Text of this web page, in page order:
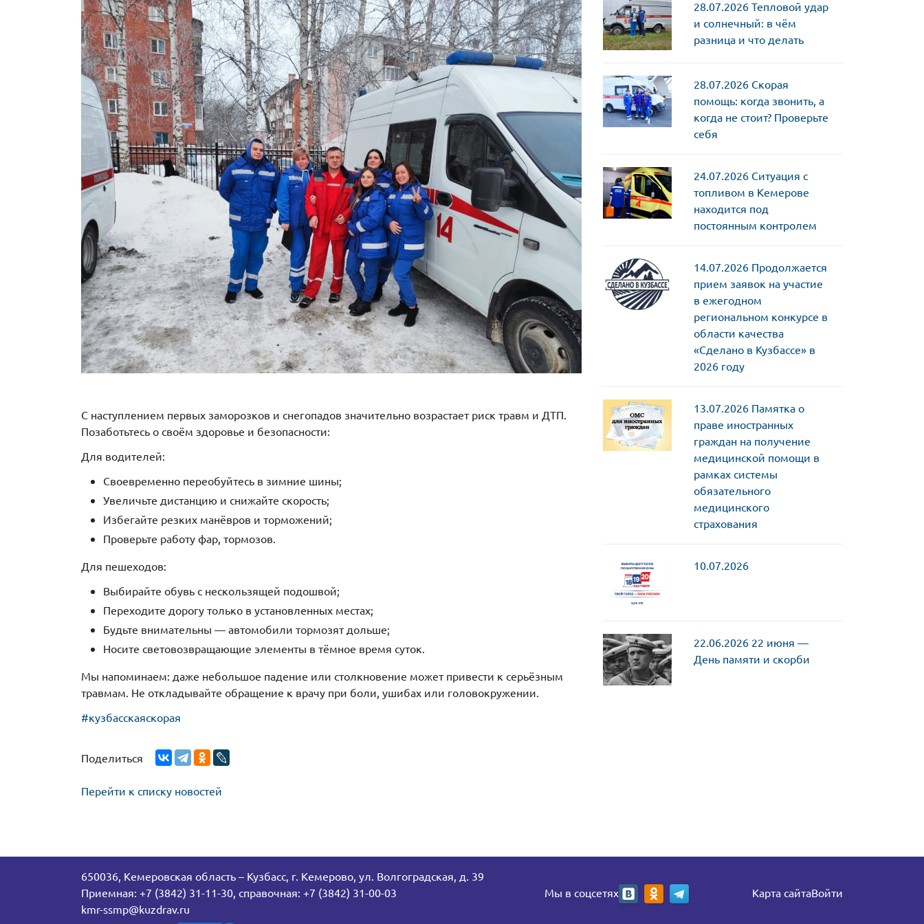
С наступлением первых заморозков и снегопадов значительно возрастает риск травм и ДТП.
Позаботьтесь о своём здоровье и безопасности:
Для водителей:
Своевременно переобуйтесь в зимние шины;
Увеличьте дистанцию и снижайте скорость;
Избегайте резких манёвров и торможений;
Проверьте работу фар, тормозов.
Для пешеходов:
Выбирайте обувь с нескользящей подошвой;
Переходите дорогу только в установленных местах;
Будьте внимательны — автомобили тормозят дольше;
Носите световозвращающие элементы в тёмное время суток.
Мы напоминаем: даже небольшое падение или столкновение может привести к серьёзным
травмам. Не откладывайте обращение к врачу при боли, ушибах или головокружении.
#кузбасскаяскорая
Поделиться
Перейти к списку новостей
28.07.2026Тепловой удар
и солнечный: в чём
разница и что делать
28.07.2026 Скорая
помощь: когда звонить, а
когда не стоит? Проверьте
себя
24.07.2026 Ситуация с
топливом в Кемерове
находится под
постоянным контролем
14.07.2026 Продолжается
прием заявок на участие
в ежегодном
региональном конкурсе в
области качества
«Сделано в Кузбассе» в
2026 году
13.07.2026 Памятка о
праве иностранных
граждан на получение
медицинской помощи в
рамках системы
обязательного
медицинского
страхования
10.07.2026
22.06.2026 22 июня —
День памяти и скорби
650036, Кемеровская область – Кузбасс, г. Кемерово, ул. Волгоградская, д. 39
Приемная: +7 (3842) 31-11-30, справочная: +7 (3842) 31-00-03
kmr-ssmp@kuzdrav.ru
Мы в соцсетях Карта сайтаВойти